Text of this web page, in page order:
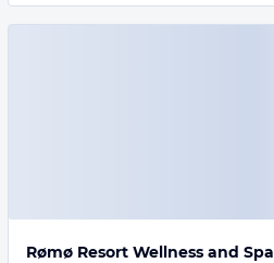
Rømø Resort Wellness and Spa